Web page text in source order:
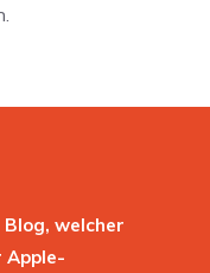
welcher
Apple-